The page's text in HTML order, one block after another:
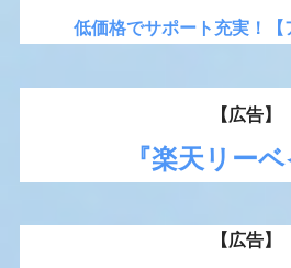
低価格でサポート充実！【
【広告】
『楽天リーベ
【広告】